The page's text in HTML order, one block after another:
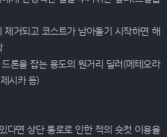
거되고 코스트가 남아돌기 시작하면 해
론을 잡는 용도의 원거리 딜러(메테오라
시카 등)
다면 상단 통로로 인한 적의 숏컷 이용을